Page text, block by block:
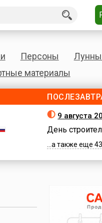
Персоны
материалы
9 августа
День
...а также еще